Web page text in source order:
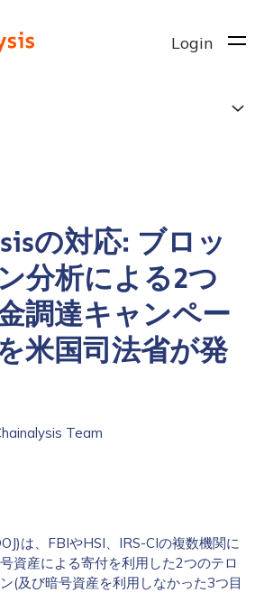
Login
の対応: ブロッ
分析による2つ
調達キャンペー
米国司法省が発
Team
は、FBIやHSI、IRS-CIの複数機関に
資産による寄付を利用した2つのテロ
(及び暗号資産を利用しなかった3つ目